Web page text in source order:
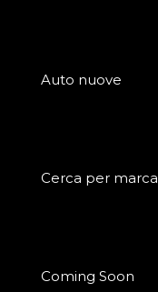
Auto nuove
Cerca per marca
Coming Soon